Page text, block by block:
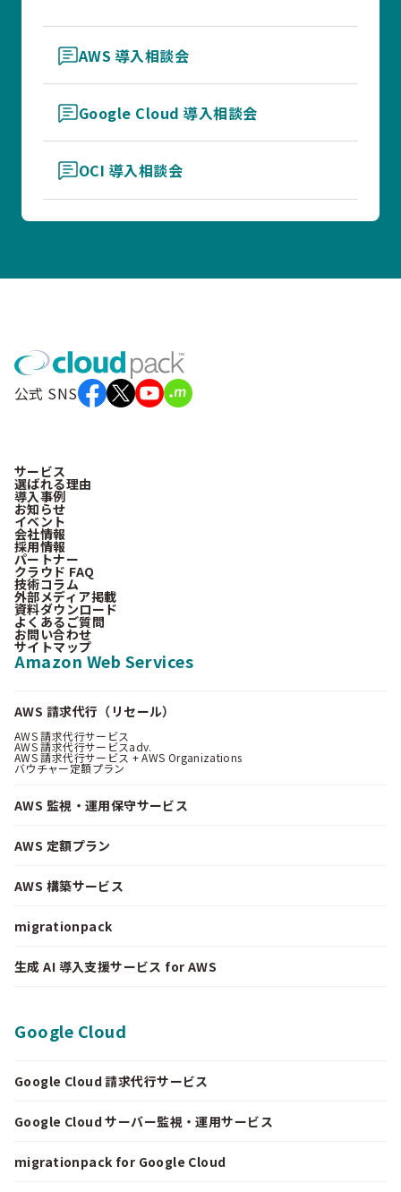
AWS 導入相談会
Google Cloud 導入相談会
OCI 導入相談会
公式 SNS
サービス
選ばれる理由
導入事例
お知らせ
イベント
会社情報
採用情報
パートナー
クラウド FAQ
技術コラム
外部メディア掲載
資料ダウンロード
よくあるご質問
お問い合わせ
サイトマップ
Amazon Web Services
AWS 請求代行（リセール）
AWS 請求代行サービス
AWS 請求代行サービスadv.
AWS 請求代行サービス + AWS Organizations
バウチャー定額プラン
AWS 監視・運用保守サービス
AWS 定額プラン
AWS 構築サービス
migrationpack
生成 AI 導入支援サービス for AWS
Google Cloud
Google Cloud 請求代行サービス
Google Cloud サーバー監視・運用サービス
migrationpack for Google Cloud